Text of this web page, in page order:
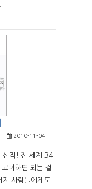
2010-11-04
신작! 전 세계 34
려하면 되는 걸
지 사람들에게도